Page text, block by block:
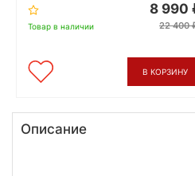
Товар в наличии
8 990
22 400
В КОРЗИНУ
Описание